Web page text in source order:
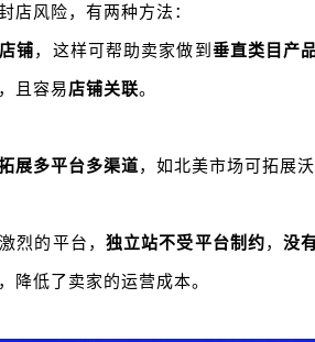
店风险，有两种方法：
铺，这样可帮助卖家做到 垂直类目产
且容易店铺关联。
展多平台多渠道，如北美市场可拓展
烈的平台， 独立站不受平台制约，没
降低了卖家的运营成本。